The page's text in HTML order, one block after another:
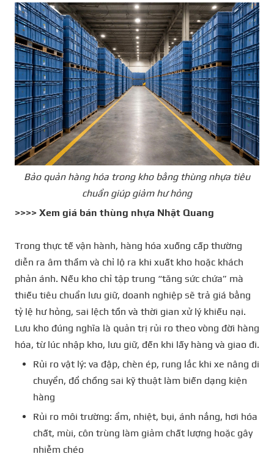
Bảo quản hàng hóa trong kho bằng thùng nhựa tiêu
chuẩn giúp giảm hư hỏng
>>>> Xem giá bán thùng nhựa Nhật Quang
Trong thực tế vận hành, hàng hóa xuống cấp thường
diễn ra âm thầm và chỉ lộ ra khi xuất kho hoặc khách
phản ánh. Nếu kho chỉ tập trung “tăng sức chứa” mà
thiếu tiêu chuẩn lưu giữ, doanh nghiệp sẽ trả giá bằng
tỷ lệ hư hỏng, sai lệch tồn và thời gian xử lý khiếu nại.
Lưu kho đúng nghĩa là quản trị rủi ro theo vòng đời hàng
hóa, từ lúc nhập kho, lưu giữ, đến khi lấy hàng và giao đi.
Rủi ro vật lý: va đập, chèn ép, rung lắc khi xe nâng di
chuyển, đổ chồng sai kỹ thuật làm biến dạng kiện
hàng
Rủi ro môi trường: ẩm, nhiệt, bụi, ánh nắng, hơi hóa
chất, mùi, côn trùng làm giảm chất lượng hoặc gây
nhiễm chéo